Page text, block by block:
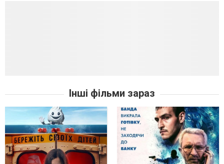
Інші фільми зараз